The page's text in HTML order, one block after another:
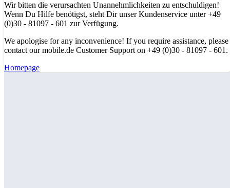
Wir bitten die verursachten Unannehmlichkeiten zu entschuldigen!
Wenn Du Hilfe benötigst, steht Dir unser Kundenservice unter +49
(0)30 - 81097 - 601 zur Verfügung.
We apologise for any inconvenience! If you require assistance, please
contact our mobile.de Customer Support on +49 (0)30 - 81097 - 601.
Homepage